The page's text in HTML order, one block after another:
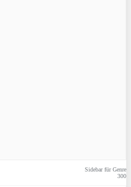
Sidebar für Genre
300